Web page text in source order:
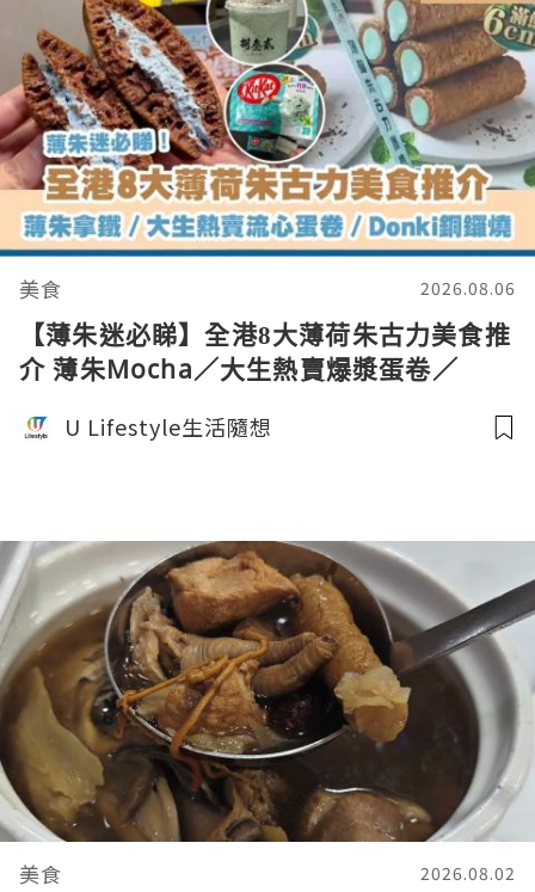
美食 2026.08.06
【薄朱迷必睇】全港8大薄荷朱古力美食推
介 薄朱Mocha／大生熱賣爆漿蛋卷／
U Lifestyle生活隨想
美食 2026.08.02